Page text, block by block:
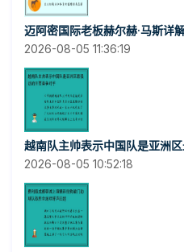
迈阿密国际老板赫尔赫·马斯详
2026-08-05 11:36:19
越南队主帅表示中国队是亚洲
2026-08-05 10:52:18